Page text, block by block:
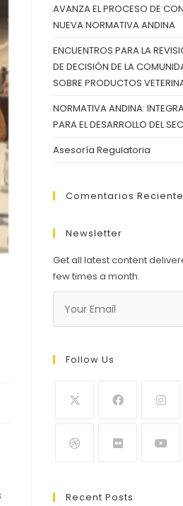
AVANZA EL PROCESO DE
NUEVA NORMATIVA ANDINA
ENCUENTROS PARA LA
DE DECISIÓN DE LA
SOBRE PRODUCTOS
NORMATIVA ANDINA:
PARA EL DESARROLLO DEL
Asesoría Regulatoria
Comentarios
Newsletter
Get all latest content
few times a month.
Follow Us
Recent Posts